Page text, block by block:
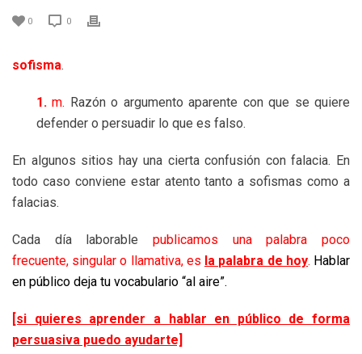
0 0
sofisma.
1. m. Razón o argumento aparente con que se quiere
defender o persuadir lo que es falso.
En algunos sitios hay una cierta confusión con falacia. En
todo caso conviene estar atento tanto a sofismas como a
falacias.
Cada día laborable publicamos una palabra poco
frecuente, singular o llamativa, es la palabra de hoy. Hablar
en público deja tu vocabulario “al aire”.
[si quieres aprender a hablar en público de forma
persuasiva puedo ayudarte]